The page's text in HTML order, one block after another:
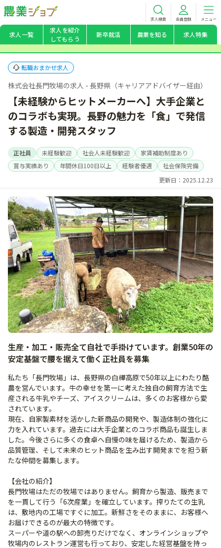
求人検索 会員登録 メニュー
求人一覧
求人を紹介
してもらう
新卒就活 農業を知る 求人特集
転職おまかせ求人
株式会社長門牧場の求人 - 長野県（キャリアアドバイザー経由）
【未経験からヒットメーカーへ】大手企業と
のコラボも実現。長野の魅力を「食」で発信
する製造・開発スタッフ
正社員 未経験歓迎 社会人未経験歓迎
家賃補助制度あり
賞与実績あり
年間休日100日以上 経験者優遇
社会保険完備
更新日：2025.12.23
生産・加工・販売全て自社で手掛けています。創業50年の
安定基盤で腰を据えて働く正社員を募集
私たち「長門牧場」は、長野県の白樺高原で50年以上にわたり酪
農を営んでいます。牛の幸せを第一に考えた独自の飼育方法で生
産される牛乳やチーズ、アイスクリームは、多くのお客様から愛
されています。
現在、自家製素材を活かした新商品の開発や、製造体制の強化に
力を入れています。過去には大手企業とのコラボ商品も誕生しま
した。今後さらに多くの食卓へ自慢の味を届けるため、製造から
品質管理、そして未来のヒット商品を生み出す開発までを担う新
たな仲間を募集します。
【会社の紹介】
長門牧場はただの牧場ではありません。飼育から製造、販売まで
を一貫して行う「6次産業」を確立しています。搾りたての生乳
は、敷地内の工場ですぐに加工。新鮮さをそのままに、お客様へ
お届けできるのが最大の特徴です。
スーパーや道の駅への卸売りだけでなく、オンラインショップや
牧場内のレストラン運営も行っており、安定した経営基盤を持っ